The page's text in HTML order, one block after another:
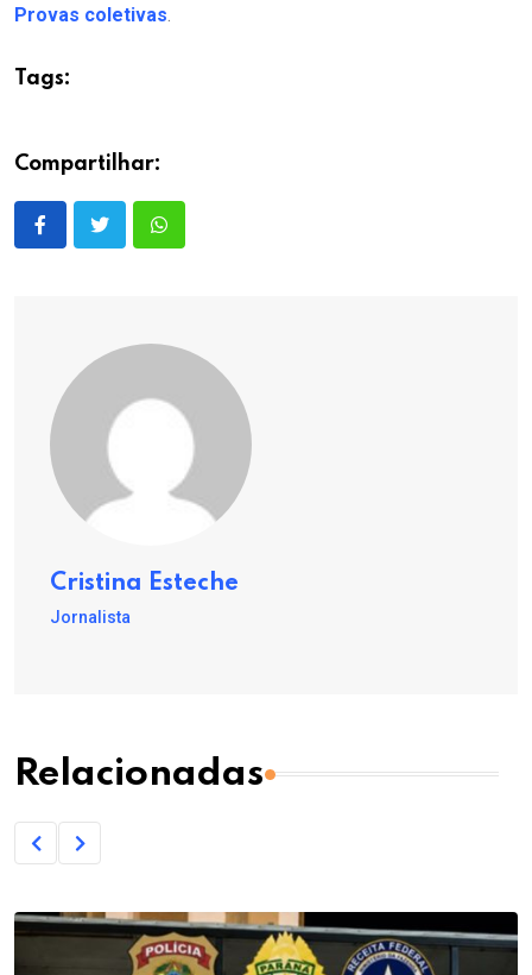
Provas coletivas.
Tags:
Compartilhar:
Cristina Esteche
Jornalista
Relacionadas